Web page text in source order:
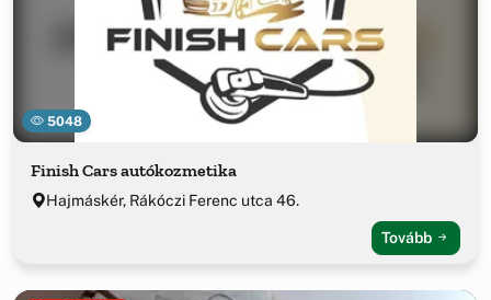
5048
Finish Cars autókozmetika
Hajmáskér, Rákóczi Ferenc utca 46.
Tovább